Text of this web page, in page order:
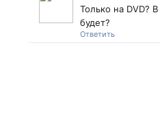
Только на DVD?
будет?
Ответить